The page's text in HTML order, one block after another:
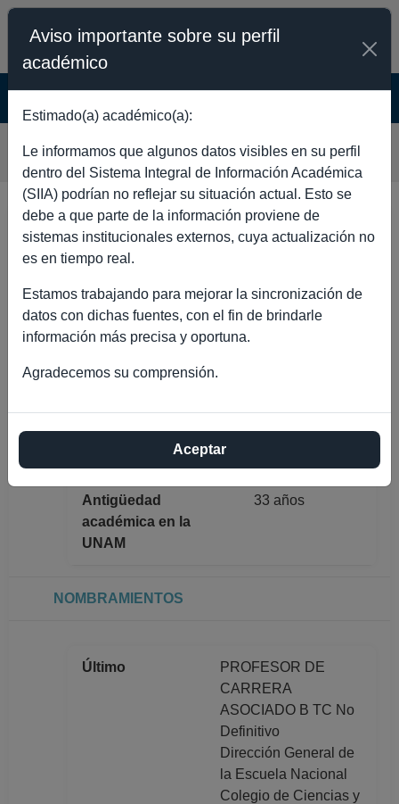
ACADÉMICA - PÚBLICO
JOSE EFRAIN CRUZ MARIN
DATOS GENERALES
Nombre completo
Antigüedad
académica en la
UNAM
33 años
NOMBRAMIENTOS
Último
PROFESOR DE
CARRERA
ASOCIADO B TC No
Definitivo
Dirección General de
la Escuela Nacional
Colegio de Ciencias y
Aviso importante sobre su perfil
académico
Estimado(a) académico(a):
Le informamos que algunos datos visibles en su perfil
dentro del Sistema Integral de Información Académica
(SIIA) podrían no reflejar su situación actual. Esto se
debe a que parte de la información proviene de
sistemas institucionales externos, cuya actualización no
es en tiempo real.
Estamos trabajando para mejorar la sincronización de
datos con dichas fuentes, con el fin de brindarle
información más precisa y oportuna.
Agradecemos su comprensión.
Aceptar